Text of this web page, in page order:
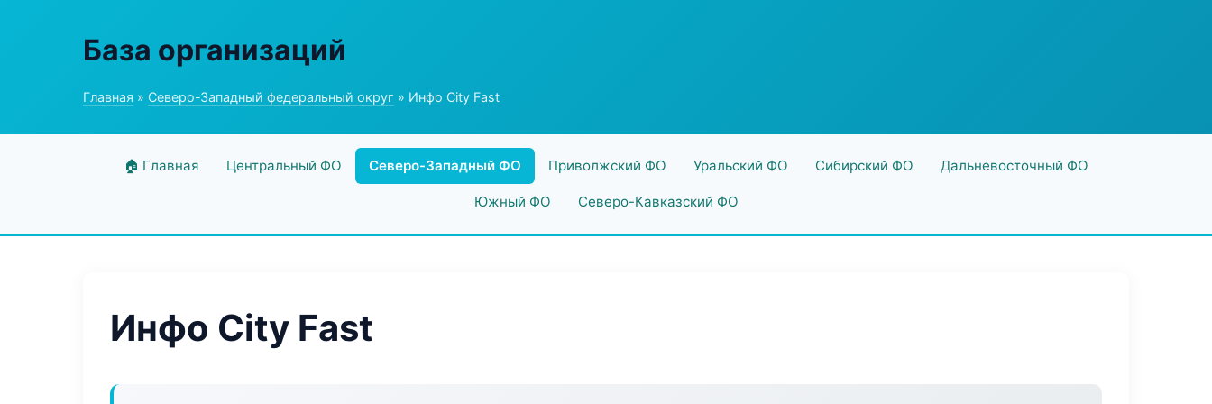
База организаций
Главная » Северо-Западный федеральный округ » Инфо City Fast
🏠 Главная Центральный ФО Северо-Западный ФО Приволжский ФО Уральский ФО Сибирский ФО Дальневосточный ФО
Южный ФО Северо-Кавказский ФО
Инфо City Fast